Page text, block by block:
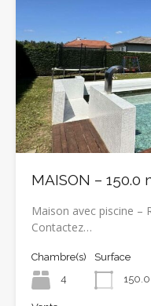
MAISON – 150.0
Maison avec piscine –
Contactez…
Chambre(s)
4
Surface
150.0